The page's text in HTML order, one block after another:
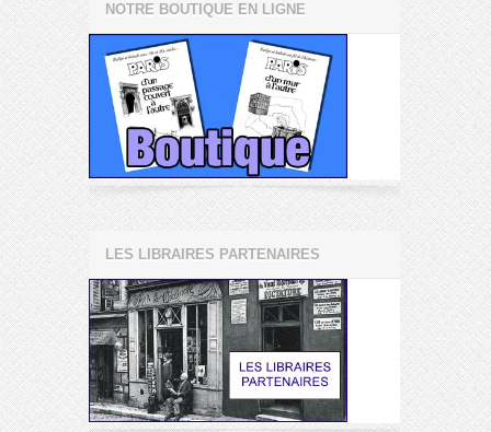
NOTRE BOUTIQUE EN LIGNE
LES LIBRAIRES PARTENAIRES